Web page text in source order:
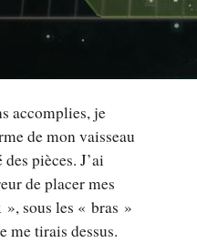
accomplies, je
de mon vaisseau
pièces. J’ai
de placer mes
sous les « bras »
me tirais dessus.